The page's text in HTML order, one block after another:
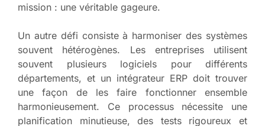
mission : une véritable gageure.
Un autre défi consiste à harmoniser des systèmes
souvent hétérogènes. Les entreprises utilisent
souvent plusieurs logiciels pour différents
départements, et un intégrateur ERP doit trouver
une façon de les faire fonctionner ensemble
harmonieusement. Ce processus nécessite une
planification minutieuse, des tests rigoureux et